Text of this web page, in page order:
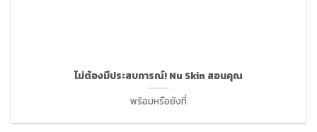
ไม่ต้องมีประสบการณ์! Nu Skin สอนคุณ
พร้อมหรือยังที่